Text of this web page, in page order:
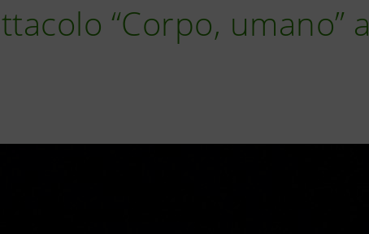
“Corpo, umano” a